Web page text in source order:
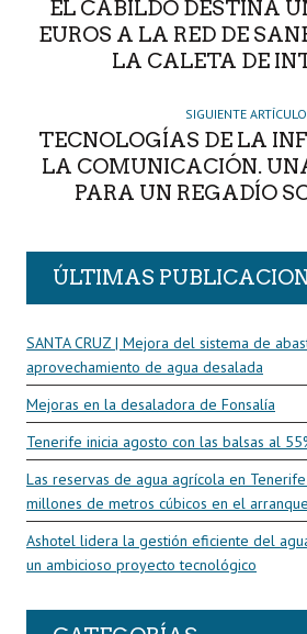
EL CABILDO DESTINA
EUROS A LA RED DE
LA CALETA DE
SIGUIENTE ARTÍCULO
TECNOLOGÍAS DE LA
LA COMUNICACIÓN.
PARA UN REGADÍO
ÚLTIMAS
SANTA CRUZ | Mejora del sistema de
aprovechamiento de agua desalada
Mejoras en la desaladora de Fonsalía
Tenerife inicia agosto con las balsas al
Las reservas de agua agrícola en
millones de metros cúbicos en el
Ashotel lidera la gestión eficiente del
un ambicioso proyecto tecnológico